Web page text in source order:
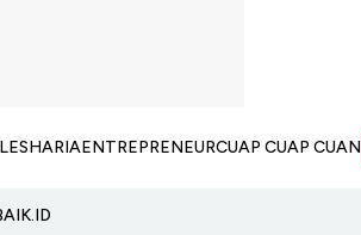
SHARIAENTREPRENEURCUAP CUAP CUAN